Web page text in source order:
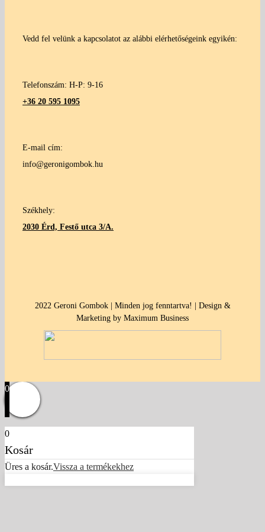
Vedd fel velünk a kapcsolatot az alábbi elérhetőségeink egyikén:
Telefonszám: H-P: 9-16
+36 20 595 1095
E-mail cím:
info@geronigombok.hu
Székhely:
2030 Érd, Festő utca 3/A.
2022 Geroni Gombok | Minden jog fenntartva! | Design &
Marketing by Maximum Business
0
0
Kosár
Üres a kosár.Vissza a termékekhez